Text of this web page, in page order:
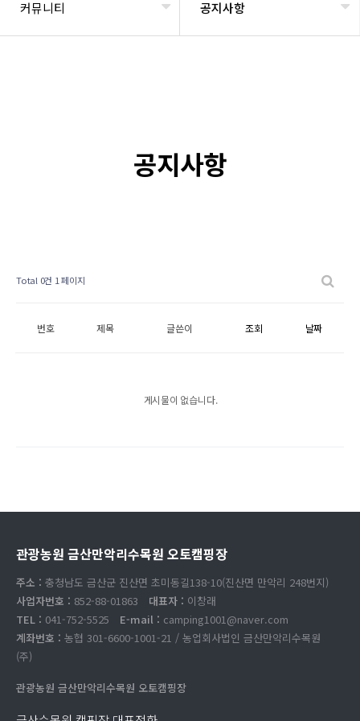
커뮤니티 공지사항
공지사항
Total 0건 1 페이지
번호 제목 글쓴이 조회 날짜
게시물이 없습니다.
관광농원 금산만악리수목원 오토캠핑장
주소 : 충청남도 금산군 진산면 초미동길138-10(진산면 만악리 248번지)
사업자번호 : 852-88-01863 대표자 : 이창래
TEL : 041-752-5525 E-mail : camping1001@naver.com
계좌번호 : 농협 301-6600-1001-21 / 농업회사법인 금산만악리수목원
(주)
관광농원 금산만악리수목원 오토캠핑장